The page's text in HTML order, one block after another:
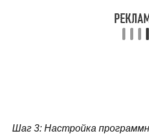
Шаг 3: Настройка